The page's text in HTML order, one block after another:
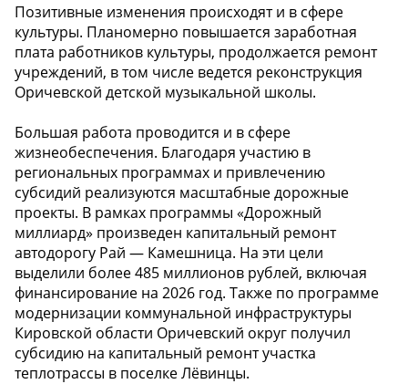
Позитивные изменения происходят и в сфере
культуры. Планомерно повышается заработная
плата работников культуры, продолжается ремонт
учреждений, в том числе ведется реконструкция
Оричевской детской музыкальной школы.
Большая работа проводится и в сфере
жизнеобеспечения. Благодаря участию в
региональных программах и привлечению
субсидий реализуются масштабные дорожные
проекты. В рамках программы «Дорожный
миллиард» произведен капитальный ремонт
автодорогу Рай — Камешница. На эти цели
выделили более 485 миллионов рублей, включая
финансирование на 2026 год. Также по программе
модернизации коммунальной инфраструктуры
Кировской области Оричевский округ получил
субсидию на капитальный ремонт участка
теплотрассы в поселке Лёвинцы.